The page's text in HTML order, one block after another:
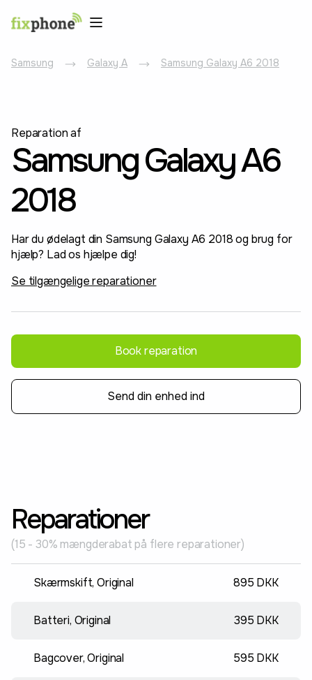
Samsung Galaxy A Samsung Galaxy A6 2018
Reparation af
Samsung Galaxy A6
2018
Har du ødelagt din Samsung Galaxy A6 2018 og brug for
hjælp? Lad os hjælpe dig!
Se tilgængelige reparationer
Book reparation
Send din enhed ind
Reparationer
(15 - 30% mængderabat på flere reparationer)
Skærmskift, Original 895 DKK
Batteri, Original 395 DKK
Bagcover, Original 595 DKK